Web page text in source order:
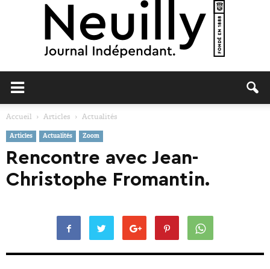
Accueil Articles Actualités
Articles Actualités Zoom
Rencontre avec Jean-
Christophe Fromantin.